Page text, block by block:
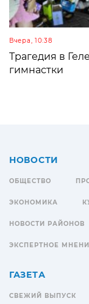
Вчера, 10:38
Трагедия в
гимнастки
НОВОСТИ
ОБЩЕСТВО
ЭКОНОМИКА
НОВОСТИ РАЙОНОВ
ЭКСПЕРТНОЕ
ГАЗЕТА
СВЕЖИЙ ВЫПУСК